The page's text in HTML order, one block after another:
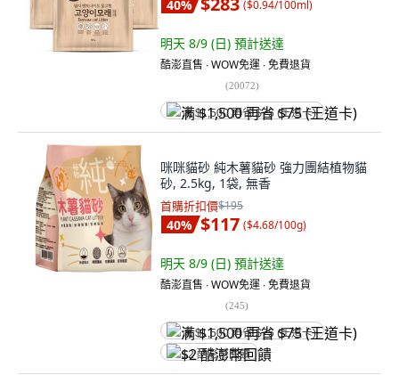
40% ($0.94/100ml)
明天 8/9 (日) 預計送達
酷澎直售 ∙ WOW免運 ∙ 免費退貨
(20072)
满 $1,500 再省 $75 (王道卡)
咪咪貓砂 純木薯貓砂 強力團結植物貓
砂, 2.5kg, 1袋, 無香
首購折扣價$195
40% $117 ($4.68/100g)
明天 8/9 (日) 預計送達
酷澎直售 ∙ WOW免運 ∙ 免費退貨
(245)
满 $1,500 再省 $75 (王道卡)
$2 酷澎幣回饋